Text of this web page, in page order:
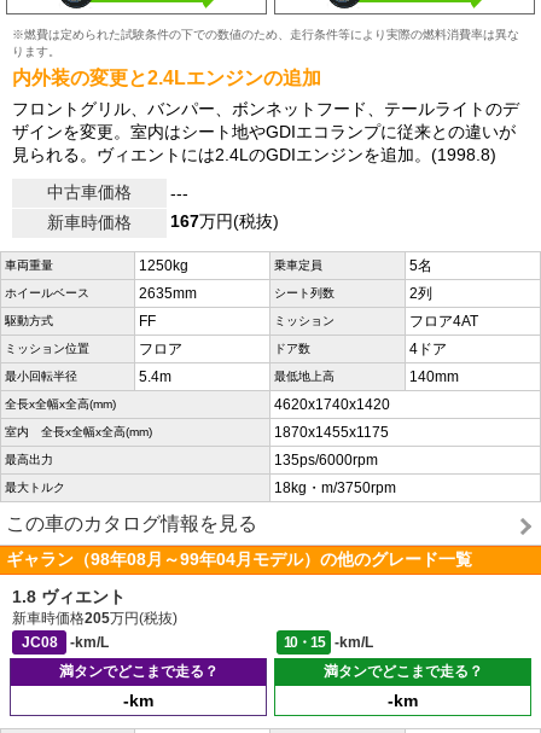
※燃費は定められた試験条件の下での数値のため、走行条件等により実際の燃料消費率は異な
ります。
内外装の変更と2.4Lエンジンの追加
フロントグリル、バンパー、ボンネットフード、テールライトのデ
ザインを変更。室内はシート地やGDIエコランプに従来との違いが
見られる。ヴィエントには2.4LのGDIエンジンを追加。(1998.8)
中古車価格
---
新車時価格
167万円(税抜)
車両重量 1250kg 乗車定員 5名
ホイールベース 2635mm シート列数 2列
駆動方式 FF ミッション フロア4AT
ミッション位置 フロア ドア数 4ドア
最小回転半径 5.4m 最低地上高 140mm
全長x全幅x全高(mm) 4620x1740x1420
室内 全長x全幅x全高(mm) 1870x1455x1175
最高出力 135ps/6000rpm
最大トルク 18kg・m/3750rpm
この車のカタログ情報を見る
ギャラン（98年08月～99年04月モデル）の他のグレード一覧
1.8 ヴィエント
新車時価格205万円(税抜)
JC08
-km/L 10・15
-km/L
満タンでどこまで走る？
-km
満タンでどこまで走る？
-km